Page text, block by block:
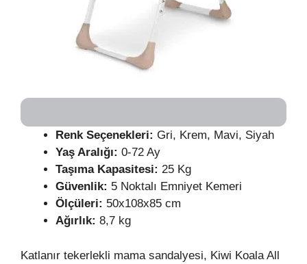
Renk Seçenekleri: Gri, Krem, Mavi, Siyah
Yaş Aralığı: 0-72 Ay
Taşıma Kapasitesi: 25 Kg
Güvenlik: 5 Noktalı Emniyet Kemeri
Ölçüleri: 50x108x85 cm
Ağırlık: 8,7 kg
Katlanır tekerlekli mama sandalyesi, Kiwi Koala All